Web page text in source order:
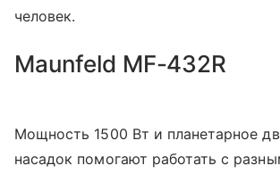
человек.
Maunfeld MF-432R
Мощность 1500 Вт и планетарное
насадок помогают работать с